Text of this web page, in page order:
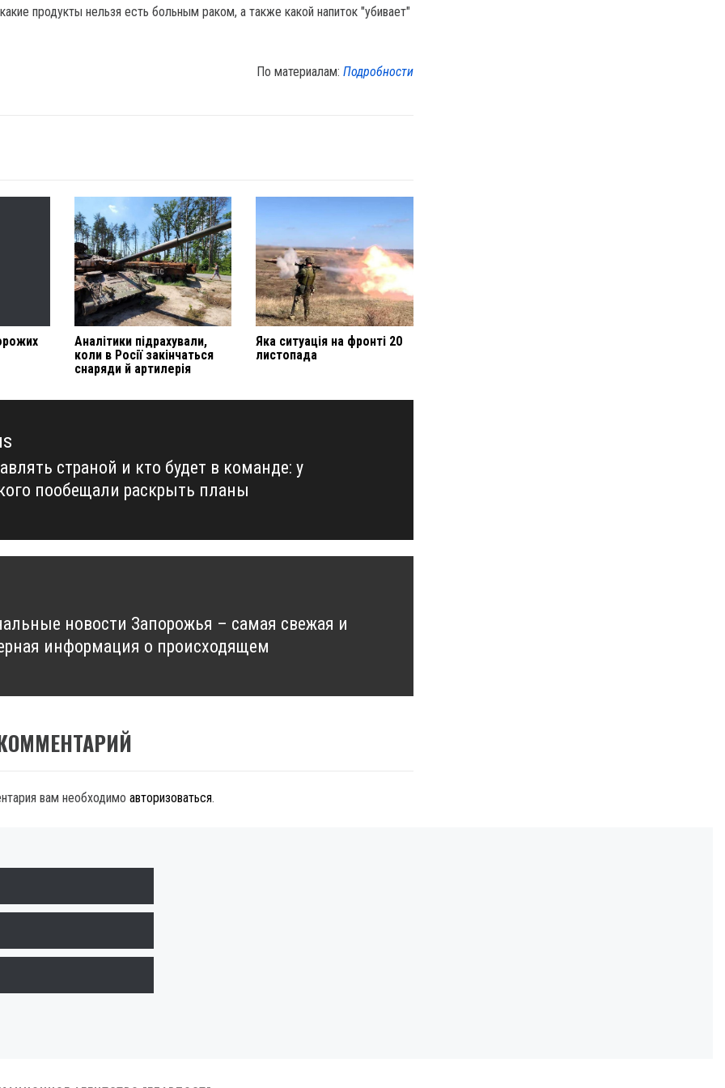
продукты нельзя есть больным раком, а также какой напиток "убивает"
По материалам:Подробности
Аналітики підрахували,
коли в Росії закінчаться
снаряди й артилерія
Яка ситуація на фронті 20
листопада
страной и кто будет в команде: у
пообещали раскрыть планы
новости Запорожья – самая свежая и
информация о происходящем
вам необходимо авторизоваться.